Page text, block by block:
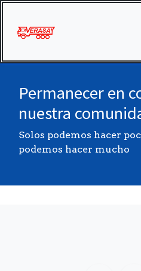
Permanecer en
nuestra
Solos podemos hacer
podemos hacer mucho